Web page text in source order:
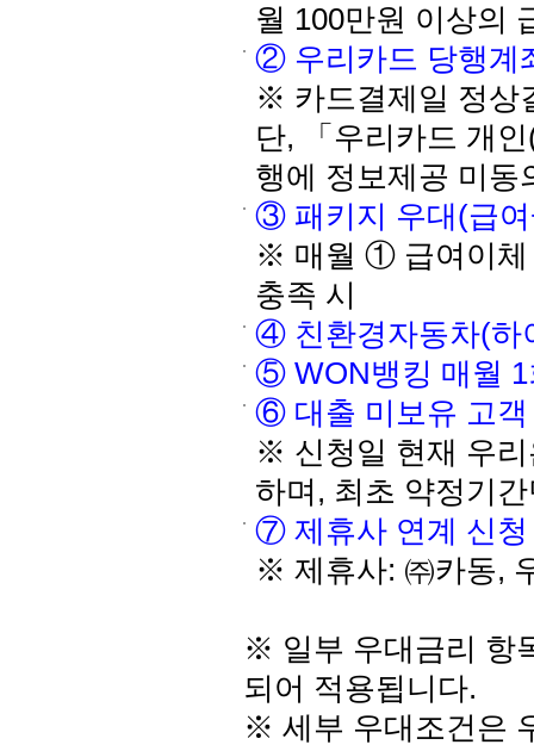
월 100만원 이상의
② 우리카드 당행계
※ 카드결제일 정상
단, 「우리카드 개
행에 정보제공 미동
③ 패키지 우대(급
※ 매월 ① 급여이체
충족 시
④ 친환경자동차(하
⑤ WON뱅킹 매월 1
⑥ 대출 미보유 고객
※ 신청일 현재 우리
하며, 최초 약정기
⑦ 제휴사 연계 신청
※ 제휴사: ㈜카동,
※ 일부 우대금리 항
되어 적용됩니다.
※ 세부 우대조건은